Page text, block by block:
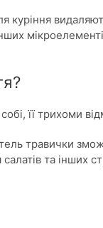
куріння
її трихоми
травички
та інших